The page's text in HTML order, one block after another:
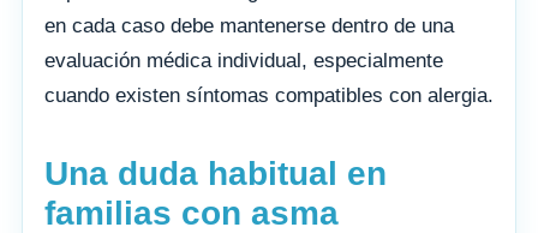
en cada caso debe mantenerse dentro de una
evaluación médica individual, especialmente
cuando existen síntomas compatibles con alergia.
Una duda habitual en
familias con asma